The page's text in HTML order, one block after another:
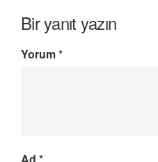
Bir yanıt yazın
Yorum*